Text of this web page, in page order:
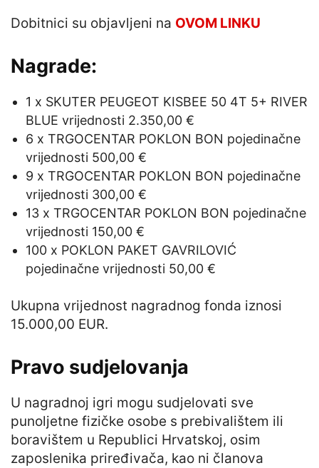
Dobitnici su objavljeni na OVOM LINKU
Nagrade:
1 x SKUTER PEUGEOT KISBEE 50 4T 5+ RIVER
BLUE vrijednosti 2.350,00 €
6 x TRGOCENTAR POKLON BON pojedinačne
vrijednosti 500,00 €
9 x TRGOCENTAR POKLON BON pojedinačne
vrijednosti 300,00 €
13 x TRGOCENTAR POKLON BON pojedinačne
vrijednosti 150,00 €
100 x POKLON PAKET GAVRILOVIĆ
pojedinačne vrijednosti 50,00 €
Ukupna vrijednost nagradnog fonda iznosi
15.000,00 EUR.
Pravo sudjelovanja
U nagradnoj igri mogu sudjelovati sve
punoljetne fizičke osobe s prebivalištem ili
boravištem u Republici Hrvatskoj, osim
zaposlenika priređivača, kao ni članova